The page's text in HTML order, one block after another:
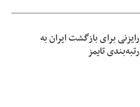
رایزنی برای بازگشت ایران به
رتبه‌بندی تایمز